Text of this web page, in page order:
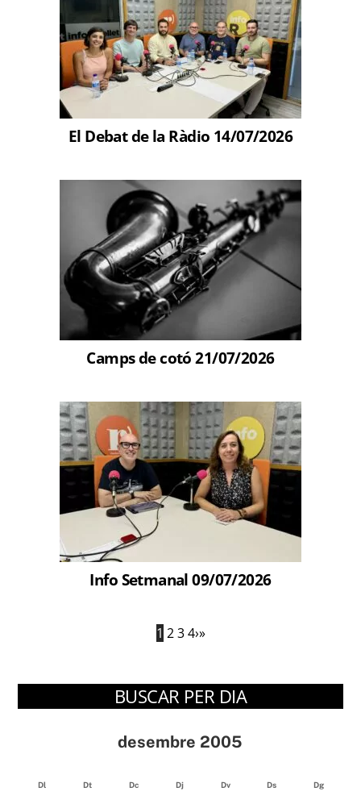
El Debat de la Ràdio 14/07/2026
Camps de cotó 21/07/2026
Info Setmanal 09/07/2026
1 2 3 4›»
BUSCAR PER DIA
desembre 2005
Dl Dt Dc Dj Dv Ds Dg